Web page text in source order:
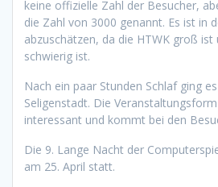
keine offizielle Zahl der Besucher,
die Zahl von 3000 genannt. Es ist in
abzuschätzen, da die HTWK groß
schwierig ist.
Nach ein paar Stunden Schlaf ging
Seligenstadt. Die
interessant und kommt bei den
Die 9. Lange Nacht der
am 25. April statt.